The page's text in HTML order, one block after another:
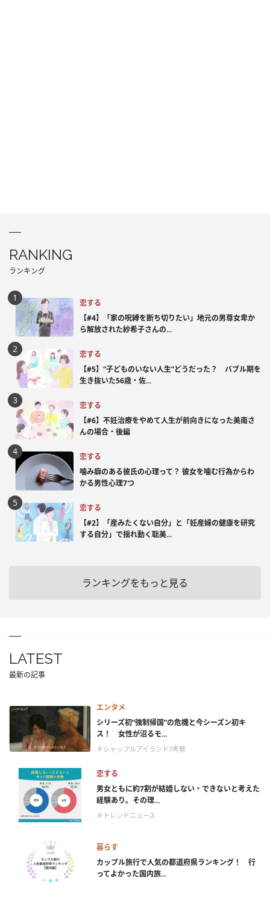
RANKING
ランキング
恋する
【#4】「家の呪縛を断ち切りたい」地元の男尊女卑か
ら解放された紗希子さんの...
恋する
【#5】“子どものいない人生”どうだった？ バブル期を
生き抜いた56歳・佐...
恋する
【#6】不妊治療をやめて人生が前向きになった美南さ
んの場合・後編
恋する
噛み癖のある彼氏の心理って？ 彼女を噛む行為からわ
かる男性心理7つ
恋する
【#2】「産みたくない自分」と「妊産婦の健康を研究
する自分」で揺れ動く聡美...
ランキングをもっと見る
LATEST
最新の記事
エンタメ
シリーズ初“強制帰国”の危機と今シーズン初キ
ス！ 女性が沼るモ...
＃シャッフルアイランド7考察
恋する
男女ともに約7割が結婚しない・できないと考えた
経験あり。その理...
＃トレンドニュース
暮らす
カップル旅行で人気の都道府県ランキング！ 行
ってよかった国内旅...